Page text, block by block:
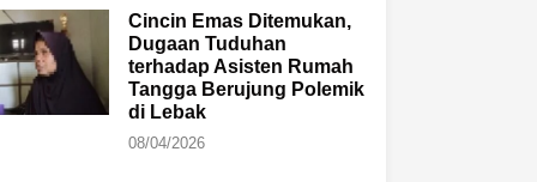
Cincin Emas Ditemukan,
Dugaan Tuduhan
terhadap Asisten Rumah
Tangga Berujung Polemik
di Lebak
08/04/2026